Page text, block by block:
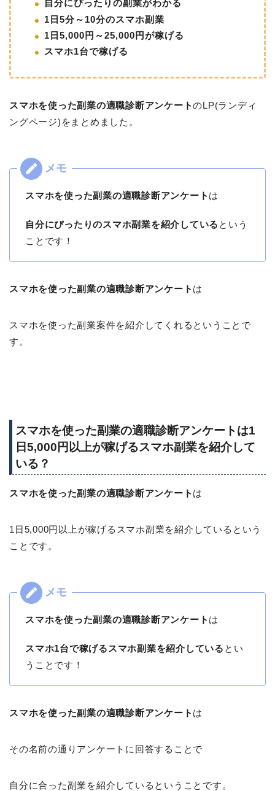
自分にぴったりの副業がわかる
1日5分～10分のスマホ副業
1日5,000円～25,000円が稼げる
スマホ1台で稼げる
スマホを使った副業の適職診断アンケートのLP(ランディ
ングページ)をまとめました。
スマホを使った副業の適職診断アンケート は
自分にぴったりのスマホ副業を紹介している という
ことです！
スマホを使った副業の適職診断アンケート は
スマホを使った副業案件を紹介してくれるということで
す。
スマホを使った副業の適職診断アンケートは1
日5,000円以上が稼げるスマホ副業を紹介して
いる？
スマホを使った副業の適職診断アンケート は
1日5,000円以上が稼げるスマホ副業を紹介しているという
ことです。
スマホを使った副業の適職診断アンケート は
スマホ1台で稼げるスマホ副業を紹介している とい
うことです！
スマホを使った副業の適職診断アンケート は
その名前の通りアンケートに回答することで
自分に合った副業を紹介しているということです。